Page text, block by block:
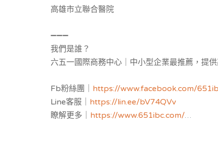
高雄市立聯合醫院
➖➖➖
我們是誰？
六五一國際商務中心｜中小型企業最推薦，提供
地。
Fb粉絲團｜ https://www.facebook.com/
Line客服｜ https://lin.ee/bV74QVv
瞭解更多｜ https://www.651ibc.com/